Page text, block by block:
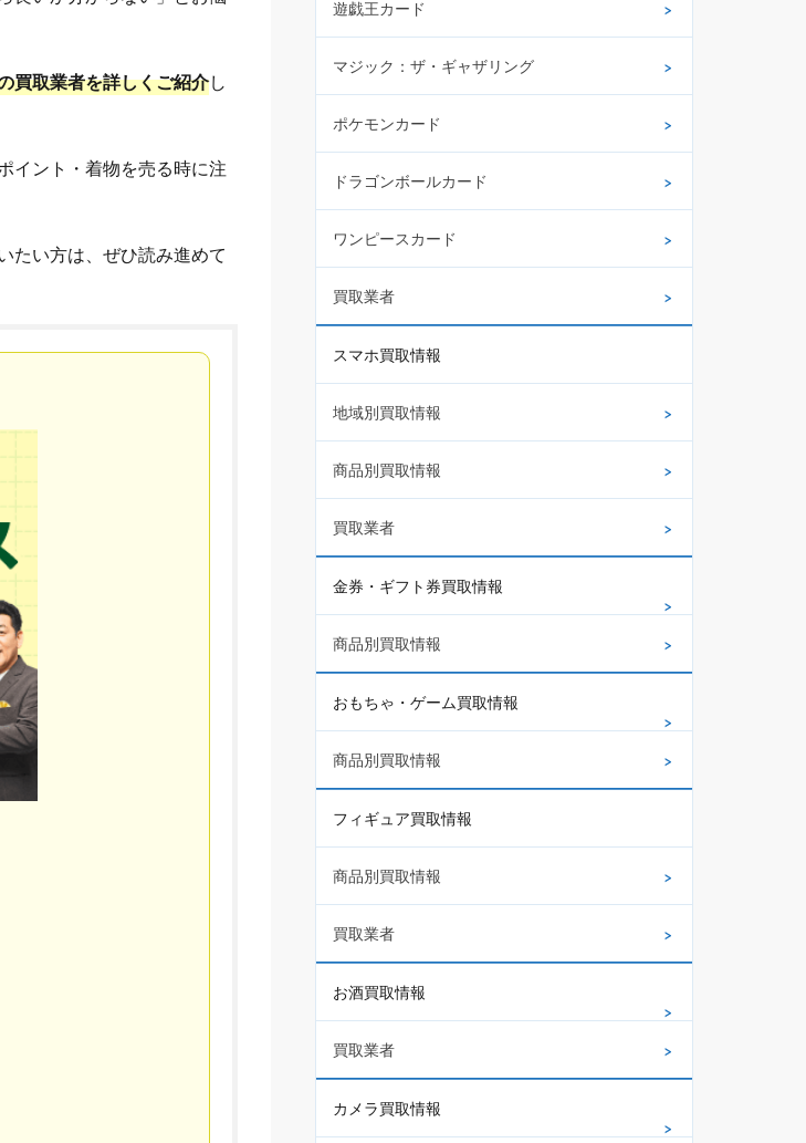
買取業者を詳しくご紹介し
イント・着物を売る時に注
たい方は、ぜひ読み進めて
遊戯王カード
マジック：ザ・ギャザリング
ポケモンカード
ドラゴンボールカード
ワンピースカード
買取業者
スマホ買取情報
地域別買取情報
商品別買取情報
買取業者
金券・ギフト券買取情報
商品別買取情報
おもちゃ・ゲーム買取情報
商品別買取情報
フィギュア買取情報
商品別買取情報
買取業者
お酒買取情報
買取業者
カメラ買取情報